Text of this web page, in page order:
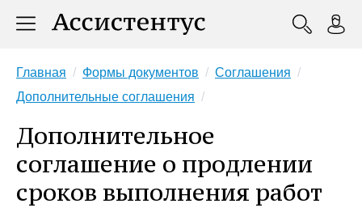
Главная Формы документов
Соглашения
Дополнительные соглашения
Дополнительное
соглашение о продлении
сроков выполнения работ